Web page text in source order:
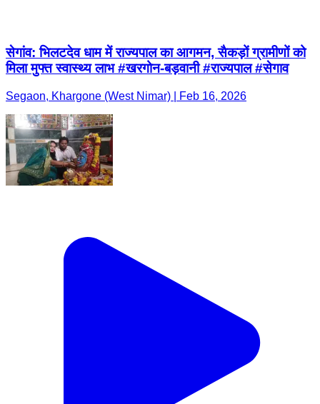
सेगांव: भिलटदेव धाम में राज्यपाल का आगमन, सैकड़ों ग्रामीणों को
मिला मुफ्त स्वास्थ्य लाभ #खरगोन-बड़वानी #राज्यपाल #सेगाव
Segaon, Khargone (West Nimar) | Feb 16, 2026